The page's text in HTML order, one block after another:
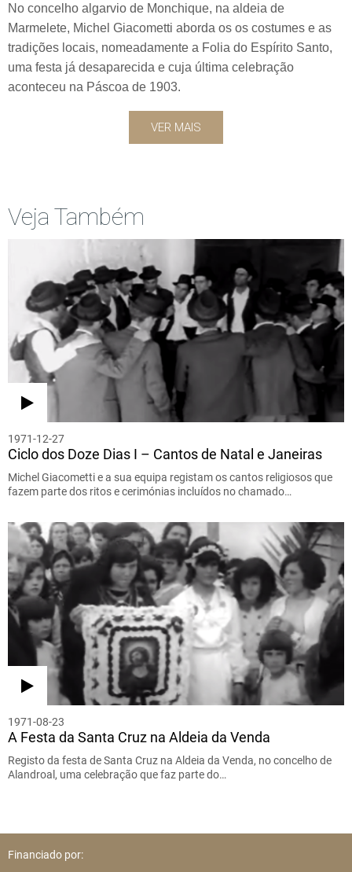
No concelho algarvio de Monchique, na aldeia de
Marmelete, Michel Giacometti aborda os os costumes e as
tradições locais, nomeadamente a Folia do Espírito Santo,
uma festa já desaparecida e cuja última celebração
aconteceu na Páscoa de 1903.
VER MAIS
Veja Também
1971-12-27
Ciclo dos Doze Dias I – Cantos de Natal e Janeiras
Michel Giacometti e a sua equipa registam os cantos religiosos que
fazem parte dos ritos e cerimónias incluídos no chamado…
1971-08-23
A Festa da Santa Cruz na Aldeia da Venda
Registo da festa de Santa Cruz na Aldeia da Venda, no concelho de
Alandroal, uma celebração que faz parte do…
Financiado por: